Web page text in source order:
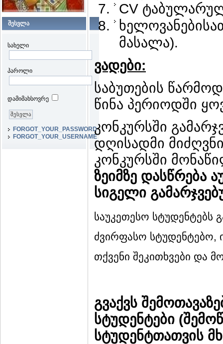
შესვლა
სახელი
პაროლი
დამიმახსოვრე
FORGOT_YOUR_PASSWORD
FORGOT_YOUR_USERNAME
CV
მასალა).
ვადები:
საბუთების
წინა პერიოდში
კონკურსში
დღისადმი
კონკურსში
ზეიმზე დასწრება
სიგელი
საუკეთესო სტუდენტებს
ძვირფასო სტუდენტებო,
თქვენი შეკითხვები და
გვაქვს
სტუდენტები (
სტუდენტთათვის